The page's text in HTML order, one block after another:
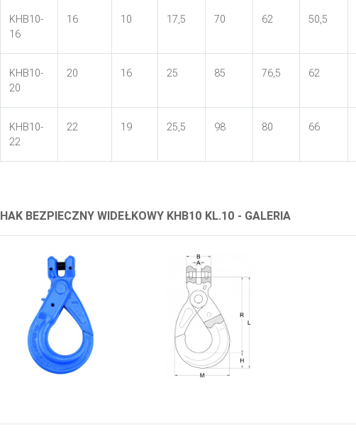
KHB10-
16
16 10 17,5 70 62 50,5
KHB10-
20
20 16 25 85 76,5 62
KHB10-
22
22 19 25,5 98 80 66
HAK BEZPIECZNY WIDEŁKOWY KHB10 KL.10 - GALERIA